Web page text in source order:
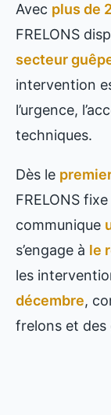
Avec plus de
FRELONS
secteur
intervention
l’urgence,
techniques.
Dès le
FRELONS fixe
communique
s’engage à le
les
décembre,
frelons et des